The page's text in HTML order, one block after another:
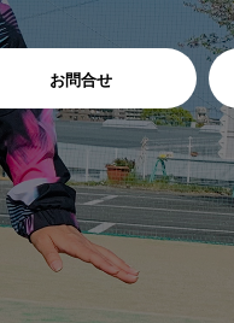
お問合せ